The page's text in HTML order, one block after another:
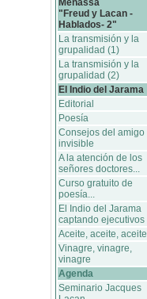
Menassa
"Freud y Lacan -
Hablados- 2"
La transmisión y la
grupalidad (1)
La transmisión y la
grupalidad (2)
El Indio del Jarama
Editorial
Poesía
Consejos del amigo
invisible
A la atención de los
señores doctores...
Curso gratuito de
poesía...
El Indio del Jarama
captando ejecutivos
Aceite, aceite, aceite
Vinagre, vinagre,
vinagre
Agenda
Seminario Jacques